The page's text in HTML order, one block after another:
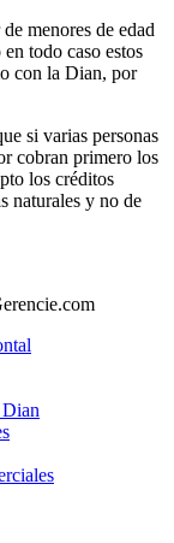
menores de edad
todo caso estos
con la Dian, por
si varias personas
cobran primero los
los créditos
naturales y no de